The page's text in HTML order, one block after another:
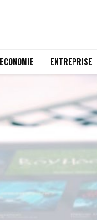
ECONOMIE ENTREPRISE